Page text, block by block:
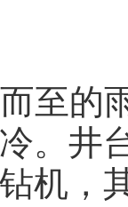
至的
。井
机，